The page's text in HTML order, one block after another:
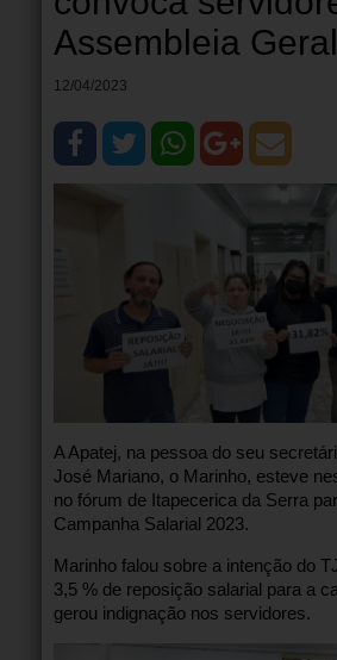
Assembleia Geral
12/04/2023
A Apatej, na pessoa do seu
José Mariano, o Marinho, esteve
no fórum de Itapecerica da Serra
Campanha Salarial 2023.
Marinho falou sobre a intenção do
3,5 % de reposição salarial para a
gerou indignação nos servidores.